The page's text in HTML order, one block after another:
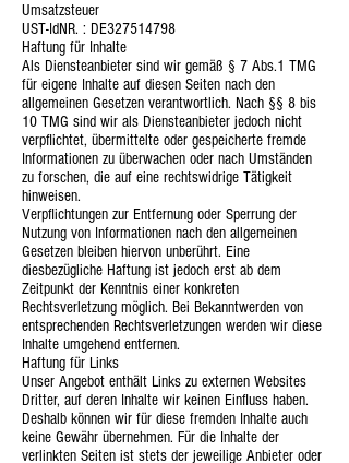
Umsatzsteuer
UST-IdNR. : DE327514798
Haftung für Inhalte
Als Diensteanbieter sind wir gemäß § 7 Abs.1 TMG
für eigene Inhalte auf diesen Seiten nach den
allgemeinen Gesetzen verantwortlich. Nach §§ 8 bis
10 TMG sind wir als Diensteanbieter jedoch nicht
verpflichtet, übermittelte oder gespeicherte fremde
Informationen zu überwachen oder nach Umständen
zu forschen, die auf eine rechtswidrige Tätigkeit
hinweisen.
Verpflichtungen zur Entfernung oder Sperrung der
Nutzung von Informationen nach den allgemeinen
Gesetzen bleiben hiervon unberührt. Eine
diesbezügliche Haftung ist jedoch erst ab dem
Zeitpunkt der Kenntnis einer konkreten
Rechtsverletzung möglich. Bei Bekanntwerden von
entsprechenden Rechtsverletzungen werden wir diese
Inhalte umgehend entfernen.
Haftung für Links
Unser Angebot enthält Links zu externen Websites
Dritter, auf deren Inhalte wir keinen Einfluss haben.
Deshalb können wir für diese fremden Inhalte auch
keine Gewähr übernehmen. Für die Inhalte der
verlinkten Seiten ist stets der jeweilige Anbieter oder